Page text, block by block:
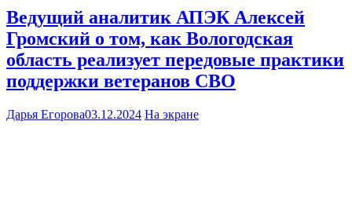
Ведущий аналитик АПЭК Алексей
Громский о том, как Вологодская
область реализует передовые практики
поддержки ветеранов СВО
Дарья Егорова03.12.2024 На экране